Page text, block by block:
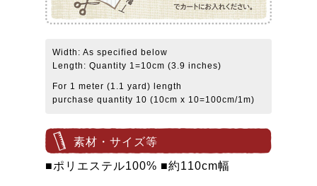
Width: As specified below
Length: Quantity 1=10cm (3.9 inches)
For 1 meter (1.1 yard) length
purchase quantity 10 (10cm x 10=100cm/1m)
素材・サイズ等
■ポリエステル100% ■約110cm幅